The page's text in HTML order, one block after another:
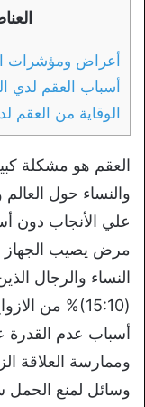
أعراض ومؤشرات
أسباب العقم لدي
الوقاية من العقم
العقم هو مشكلة
والنساء حول
علي الأنجاب دون
مرض يصيب الجهاز
النساء والرجال
(15:10)% من
أسباب عدم القدرة
وممارسة العلاقة
وسائل لمنع الحمل